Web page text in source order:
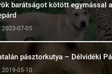
barátságot kötött egymással
2023-07-05
pásztorkutya – Délvidéki
2019-05-10